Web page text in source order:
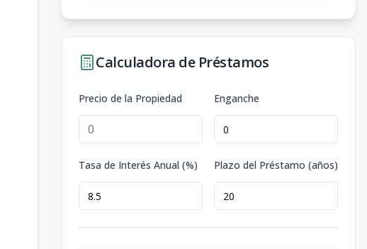
Calculadora de Préstamos
Precio de la Propiedad Enganche
Tasa de Interés Anual (%) Plazo del Préstamo (años)